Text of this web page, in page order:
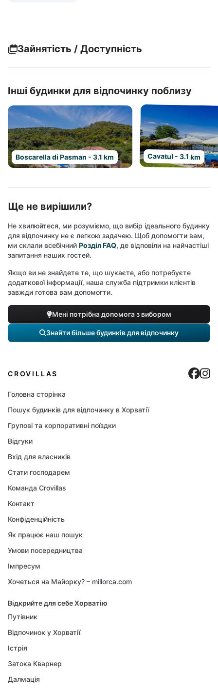
Зайнятість / Доступність
Інші будинки для відпочинку поблизу
Boscarella di Pasman - 3.1 km Cavatul - 3.1 km
Ще не вирішили?
Не хвилюйтеся, ми розуміємо, що вибір ідеального будинку
для відпочинку не є легкою задачею. Щоб допомогти вам,
ми склали всебічний Розділ FAQ, де відповіли на найчастіші
запитання наших гостей.
Якщо ви не знайдете те, що шукаєте, або потребуєте
додаткової інформації, наша служба підтримки клієнтів
завжди готова вам допомогти.
Мені потрібна допомога з вибором
Знайти більше будинків для відпочинку
CROVILLAS
Головна сторінка
Пошук будинків для відпочинку в Хорватії
Групові та корпоративні поїздки
Відгуки
Вхід для власників
Стати господарем
Команда Crovillas
Контакт
Конфіденційність
Як працює наш пошук
Умови посередництва
Імпресум
Хочеться на Майорку? – millorca.com
Відкрийте для себе Хорватію
Путівник
Відпочинок у Хорватії
Істрія
Затока Кварнер
Далмація